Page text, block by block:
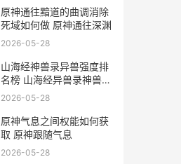
原神通往黯道的曲调消除
死域如何做 原神通往深渊
2026-05-28
山海经神兽录异兽强度排
名榜 山海经异兽录神兽区
手游官网
2026-05-28
原神气息之间权能如何获
取 原神跟随气息
2026-05-28